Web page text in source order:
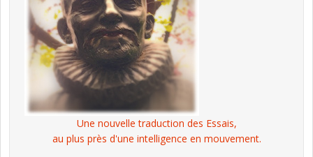
Une nouvelle traduction des Essais,
au plus près d'une intelligence en mouvement.